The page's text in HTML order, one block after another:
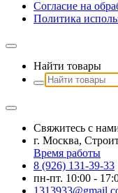
Согласие на
Политика
Найти товары
Свяжитесь с
г. Москва,
Время работы
8 (926) 131-39-33
пн-пт. 10:00 -